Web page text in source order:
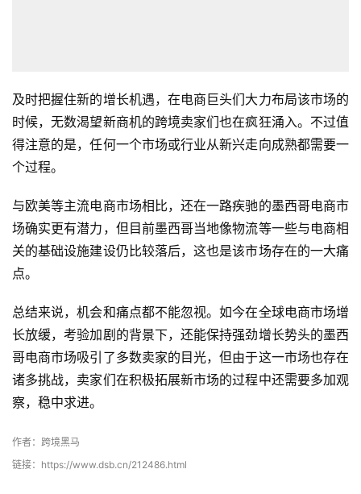
及时把握住新的增长机遇，在电商巨头们大力布局该市场的
时候，无数渴望新商机的跨境卖家们也在疯狂涌入。不过值
得注意的是，任何一个市场或行业从新兴走向成熟都需要一
个过程。
与欧美等主流电商市场相比，还在一路疾驰的墨西哥电商市
场确实更有潜力，但目前墨西哥当地像物流等一些与电商相
关的基础设施建设仍比较落后，这也是该市场存在的一大痛
点。
总结来说，机会和痛点都不能忽视。如今在全球电商市场增
长放缓，考验加剧的背景下，还能保持强劲增长势头的墨西
哥电商市场吸引了多数卖家的目光，但由于这一市场也存在
诸多挑战，卖家们在积极拓展新市场的过程中还需要多加观
察，稳中求进。
作者：跨境黑马
链接：https://www.dsb.cn/212486.html